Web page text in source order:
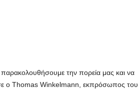
παρακολουθήσουμε την πορεία μας και να
ο Thomas Winkelmann, εκπρόσωπος του